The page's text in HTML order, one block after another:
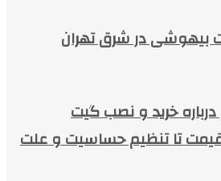
بیهوشی در شرق تهران
خرید و نصب گیت
تا تنظیم حساسیت و علت